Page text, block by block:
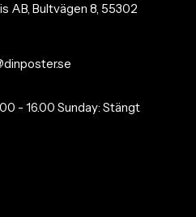
AB, Bultvägen 8, 55302
- 16.00Sunday:Stängt